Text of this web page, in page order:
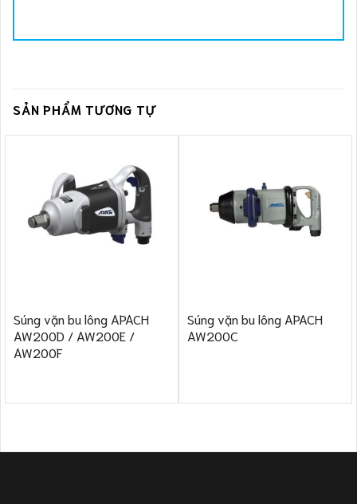
SẢN PHẨM TƯƠNG TỰ
Súng vặn bu lông APACH
AW200D / AW200E /
AW200F
Súng vặn bu lông APACH
AW200C